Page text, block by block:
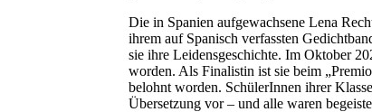
Die in Spanien aufgewachsene Lena
ihrem auf Spanisch verfassten
sie ihre Leidensgeschichte. Im Oktober
worden. Als Finalistin ist sie beim
belohnt worden. SchülerInnen ihrer
Übersetzung vor – und alle waren